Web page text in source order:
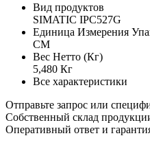
Вид продуктов
SIMATIC IPC527G
Единица Измерения
CM
Вес Нетто (Кг)
5,480 Кг
Все характеристики
Отправьте запрос или
Собственный склад
Оперативный ответ и